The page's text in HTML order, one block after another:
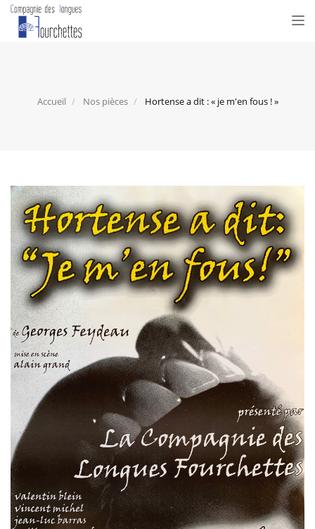
Accueil Nos pièces Hortense a dit : « je m'en fous ! »